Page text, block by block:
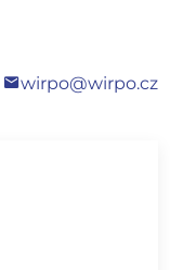
wirpo@wirpo.cz